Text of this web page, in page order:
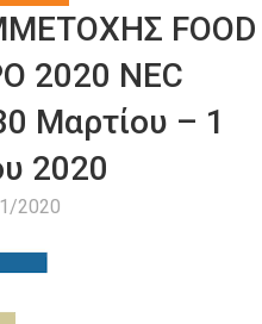
FOOD
2020 NEC
Μαρτίου – 1
2020
2020